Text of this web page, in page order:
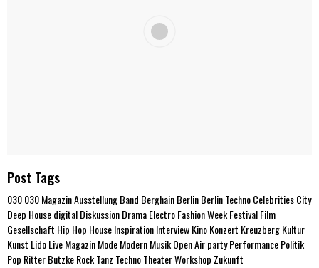
Post Tags
030030 MagazinAusstellungBand BerghainBerlinBerlin TechnoCelebritiesCity
Deep HousedigitalDiskussionDramaElectroFashion WeekFestivalFilm
Gesellschaft Hip Hop HouseInspirationInterviewKinoKonzert KreuzbergKultur
Kunst LidoLiveMagazinModeModernMusikOpen AirpartyPerformancePolitik
Pop Ritter ButzkeRockTanz TechnoTheaterWorkshop Zukunft